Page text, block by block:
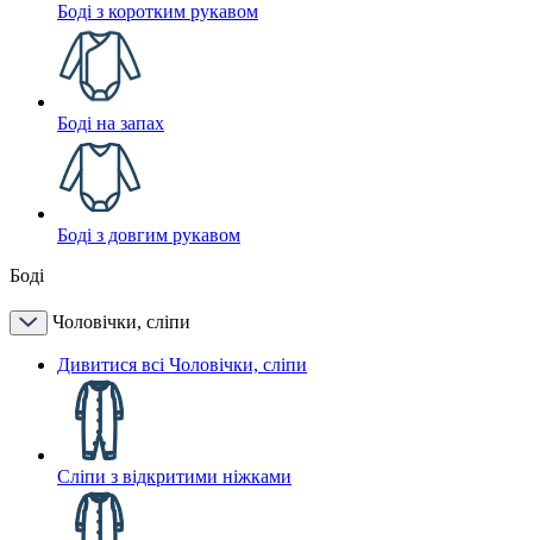
Боді з коротким рукавом
Боді на запах
Боді з довгим рукавом
Боді
Чоловічки, сліпи
Дивитися всі Чоловічки, сліпи
Сліпи з відкритими ніжками